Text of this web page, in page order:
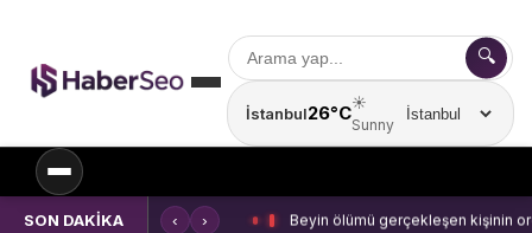
🔍
İstanbul26°C☀️
Sunny
Şehir seçin
SON DAKİKA ‹ › Beyin ölümü gerçekleşen kişinin